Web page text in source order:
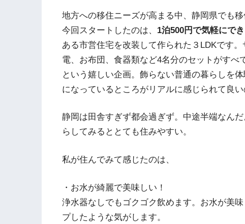
地方への移住ニーズが高まる中、静岡県でも
今回スタートしたのは、 1泊500円で気軽にで
ある市営住宅を改装して作られた３LDKです
電、お布団、食器類など4名分のセットがすべ
という嬉しい企画。飾らない普通の暮らしを
になっているところがリアルに感じられて良い
静岡は田舎すぎず都会過ぎず。中途半端なん
らしてみるととても住みやすい。
私が住んでみて感じたのは、
・お水が綺麗で美味しい！
浄水器なしでもゴクゴク飲めます。お水が美
プしたような気がします。